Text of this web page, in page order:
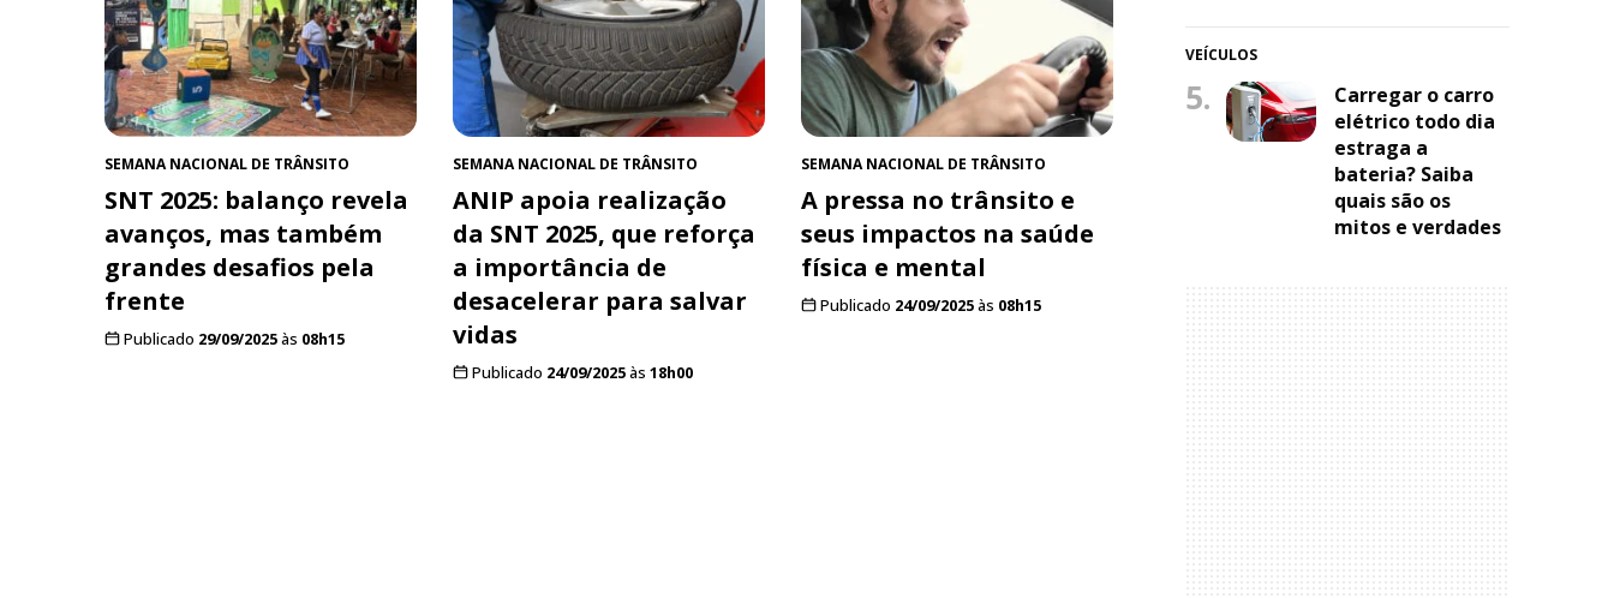
SEMANA NACIONAL DE TRÂNSITO
SNT 2025: balanço revela
avanços, mas também
grandes desafios pela
frente
Publicado 29/09/2025às 08h15
SEMANA NACIONAL DE TRÂNSITO
ANIP apoia realização
da SNT 2025, que reforça
a importância de
desacelerar para salvar
vidas
Publicado 24/09/2025às 18h00
SEMANA NACIONAL DE TRÂNSITO
A pressa no trânsito e
seus impactos na saúde
física e mental
Publicado 24/09/2025às 08h15
VEÍCULOS
5.
Carregar o carro
elétrico todo dia
estraga a
bateria? Saiba
quais são os
mitos e verdades